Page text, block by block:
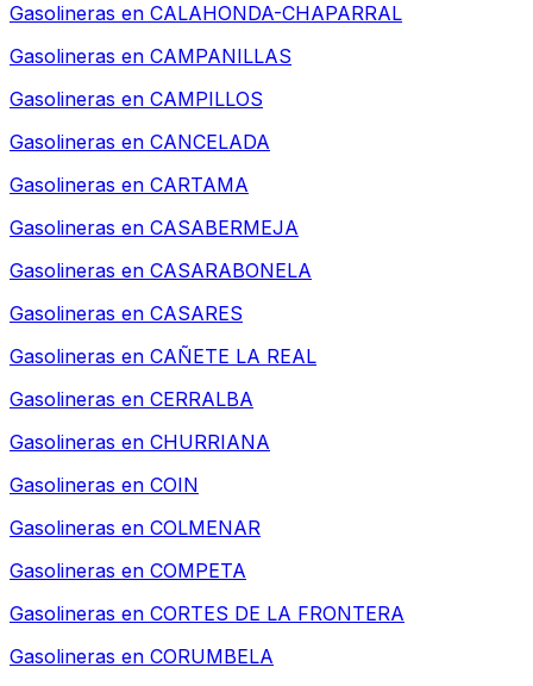
Gasolineras en CALAHONDA-CHAPARRAL
Gasolineras en CAMPANILLAS
Gasolineras en CAMPILLOS
Gasolineras en CANCELADA
Gasolineras en CARTAMA
Gasolineras en CASABERMEJA
Gasolineras en CASARABONELA
Gasolineras en CASARES
Gasolineras en CAÑETE LA REAL
Gasolineras en CERRALBA
Gasolineras en CHURRIANA
Gasolineras en COIN
Gasolineras en COLMENAR
Gasolineras en COMPETA
Gasolineras en CORTES DE LA FRONTERA
Gasolineras en CORUMBELA